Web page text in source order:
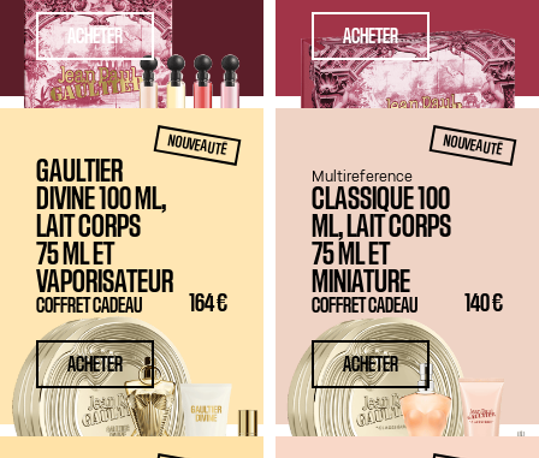
ACHETER ACHETER
NOUVEAUTÉ
GAULTIER
DIVINE 100 ML,
LAIT CORPS
75 MLET
VAPORISATEUR
COFFRET CADEAU 164 €
ACHETER
NOUVEAUTÉ
CLASSIQUE 100
ML, LAIT CORPS
75 MLET
MINIATURE
COFFRET CADEAU 140 €
Multireference
ACHETER